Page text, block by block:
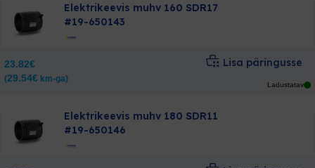
Elektrikeevis muhv 160 SDR17
#19-650143
23.82€
(29.54€ km-ga)
Lisa päringusse
Ladustatav
Elektrikeevis muhv 180 SDR11
#19-650146